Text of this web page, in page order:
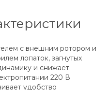
с внешним ротором и
лопаток, загнутых
и снижает
220 В
удобство